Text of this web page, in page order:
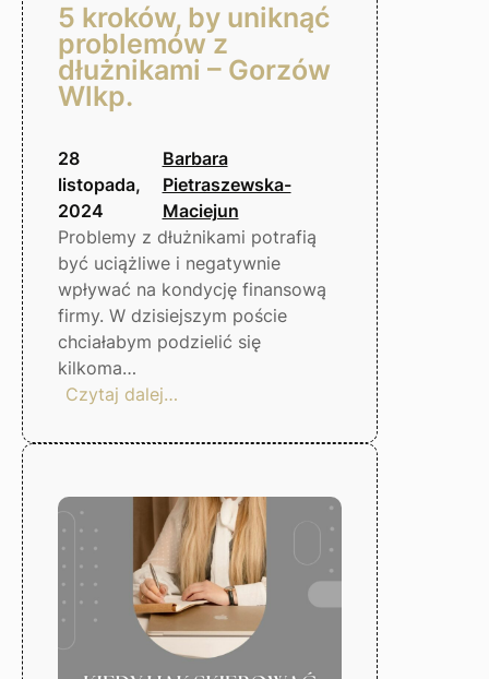
5 kroków, by uniknąć
problemów z
dłużnikami – Gorzów
Wlkp.
28
listopada,
2024
Barbara
Pietraszewska-
Maciejun
Problemy z dłużnikami potrafią
być uciążliwe i negatywnie
wpływać na kondycję finansową
firmy. W dzisiejszym poście
chciałabym podzielić się
kilkoma…
Czytaj dalej…
kroków,
uniknąć
problemów
z
dłużnikami
–
Gorzów
Wlkp.